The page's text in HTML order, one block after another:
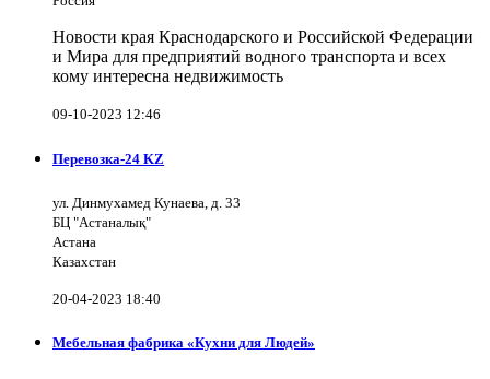
Новости края Краснодарского и Российской Федерации
и Мира для предприятий водного транспорта и всех
кому интересна недвижимость
09-10-2023 12:46
Перевозка-24 KZ
ул. Динмухамед Кунаева, д. 33
БЦ "Астаналық"
Астана
Казахстан
20-04-2023 18:40
Мебельная фабрика «Кухни для Людей»